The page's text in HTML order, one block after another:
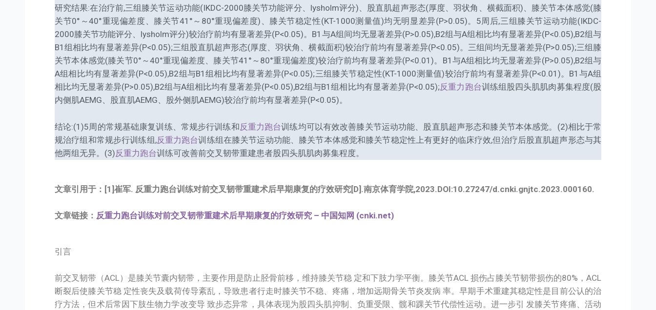
研究结果:在治疗前,三组膝关节运动功能(IKDC-2000膝关节功能评分、lysholm评分)、股直肌超声形态(厚度、羽状角、横截面积)、膝关节本体感觉(膝
关节0°～40°重现偏差度、膝关节41°～80°重现偏差度)、膝关节稳定性(KT-1000测量值)均无明显差异(P>0.05)。5周后,三组膝关节运动功能(IKDC-
2000膝关节功能评分、lysholm评分)较治疗前均有显著差异(P<0.05)。B1与A组间均无显著差异(P>0.05),B2组与A组相比均有显著差异(P<0.05),B2组与
B1组相比均有显著差异(P<0.05);三组股直肌超声形态(厚度、羽状角、横截面积)较治疗前均有显著差异(P<0.05)。三组间均无显著差异(P>0.05);三组膝
关节本体感觉(膝关节0°～40°重现偏差度、膝关节41°～80°重现偏差度)较治疗前均有显著差异(P<0.01)。B1与A组相比均无显著差异(P>0.05),B2组与
A组相比均有显著差异(P<0.05),B2组与B1组相比均有显著差异(P<0.05);三组膝关节稳定性(KT-1000测量值)较治疗前均有显著差异(P<0.01)。B1与A组
相比均无显著差异(P>0.05),B2组与A组相比均有显著差异(P<0.05),B2组与B1组相比均有显著差异(P<0.05);反重力跑台训练组股四头肌肌肉募集程度(股
内侧肌AEMG、股直肌AEMG、股外侧肌AEMG)较治疗前均有显著差异(P<0.05)。
结论:(1)5周的常规基础康复训练、常规步行训练和反重力跑台训练均可以有效改善膝关节运动功能、股直肌超声形态和膝关节本体感觉。(2)相比于常
规治疗组和常规步行训练组,反重力跑台训练组在膝关节运动功能、膝关节本体感觉和膝关节稳定性上有更好的临床疗效,但治疗后股直肌超声形态与其
他两组无异。(3)反重力跑台训练可改善前交叉韧带重建患者股四头肌肌肉募集程度。
文章引用于：[1]崔军. 反重力跑台训练对前交叉韧带重建术后早期康复的疗效研究[D].南京体育学院,2023.DOI:10.27247/d.cnki.gnjtc.2023.000160.
文章链接： 反重力跑台训练对前交叉韧带重建术后早期康复的疗效研究 – 中国知网 (cnki.net)
引言
前交叉韧带（ACL）是膝关节囊内韧带，主要作用是防止胫骨前移，维持膝关节稳 定和下肢力学平衡。膝关节ACL 损伤占膝关节韧带损伤的80%，ACL
断裂后使膝关节稳 定性丧失及载荷传导紊乱，导致患者行走时膝关节不稳、疼痛，增加远期骨关节炎发病 率。早期手术重建其稳定性是目前公认的治
疗方法，但术后常因下肢生物力学改变导 致步态异常，具体表现为股四头肌抑制、负重受限、髋和踝关节代偿性运动。进一步引 发膝关节疼痛、活动